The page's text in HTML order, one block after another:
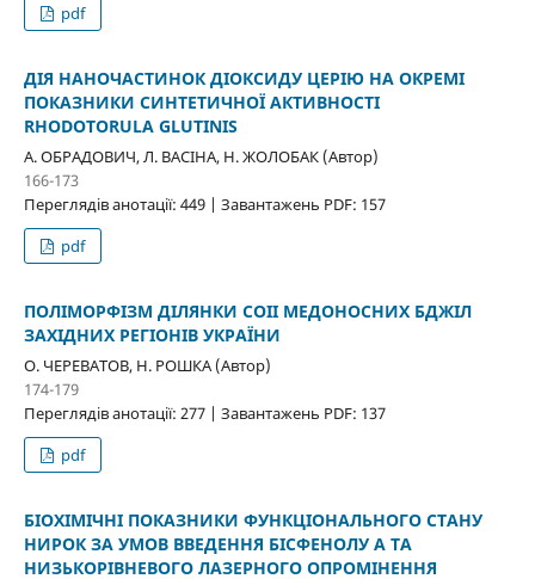
pdf
ДІЯ НАНОЧАСТИНОК ДІОКСИДУ ЦЕРІЮ НА ОКРЕМІ
ПОКАЗНИКИ СИНТЕТИЧНОЇ АКТИВНОСТІ
RHODOTORULA GLUTINIS
А. ОБРАДОВИЧ, Л. ВАСІНА, Н. ЖОЛОБАК (Автор)
166-173
Переглядів анотації: 449 | Завантажень PDF: 157
pdf
ПОЛІМОРФІЗМ ДІЛЯНКИ СОІІ МЕДОНОСНИХ БДЖІЛ
ЗАХІДНИХ РЕГІОНІВ УКРАЇНИ
O. ЧЕРЕВАТОВ, Н. РОШКА (Автор)
174-179
Переглядів анотації: 277 | Завантажень PDF: 137
pdf
БІОХІМІЧНІ ПОКАЗНИКИ ФУНКЦІОНАЛЬНОГО СТАНУ
НИРОК ЗА УМОВ ВВЕДЕННЯ БІСФЕНОЛУ А ТА
НИЗЬКОРІВНЕВОГО ЛАЗЕРНОГО ОПРОМІНЕННЯ